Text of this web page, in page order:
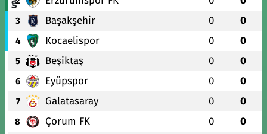
3 Başakşehir 0 0
4 Kocaelispor 0 0
5 Beşiktaş 0 0
6 Eyüpspor 0 0
7 Galatasaray 0 0
8 Çorum FK 0 0